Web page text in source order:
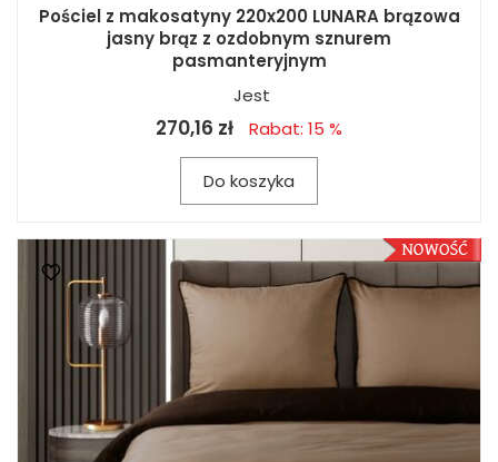
Pościel z makosatyny 220x200 LUNARA brązowa
jasny brąz z ozdobnym sznurem
pasmanteryjnym
Jest
270,16 zł Rabat: 15 %
Do koszyka